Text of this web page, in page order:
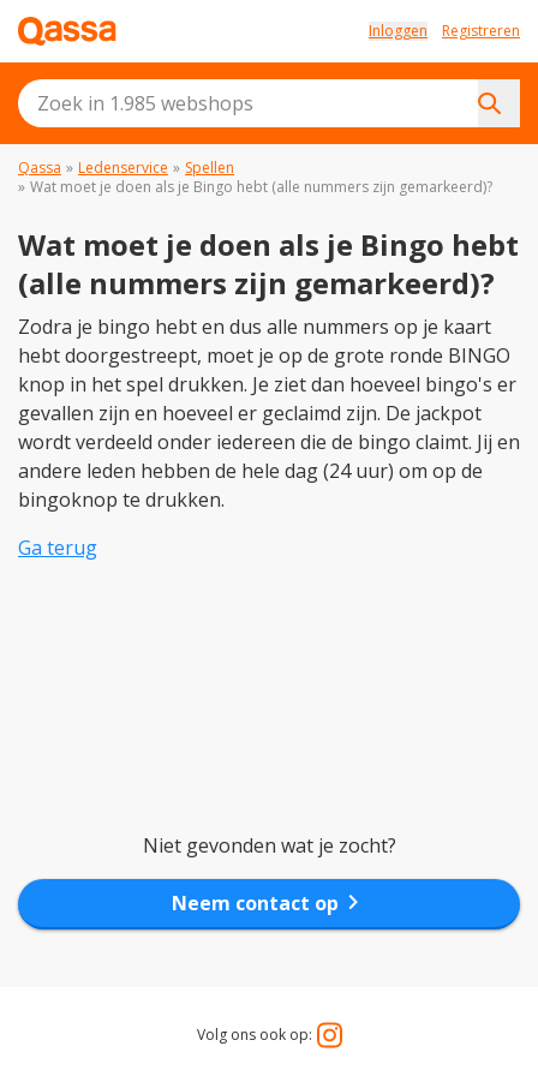
Inloggen Registreren
Qassa » Ledenservice » Spellen
» Wat moet je doen als je Bingo hebt (alle nummers zijn gemarkeerd)?
Wat moet je doen als je Bingo hebt
(alle nummers zijn gemarkeerd)?
Zodra je bingo hebt en dus alle nummers op je kaart
hebt doorgestreept, moet je op de grote ronde BINGO
knop in het spel drukken. Je ziet dan hoeveel bingo's er
gevallen zijn en hoeveel er geclaimd zijn. De jackpot
wordt verdeeld onder iedereen die de bingo claimt. Jij en
andere leden hebben de hele dag (24 uur) om op de
bingoknop te drukken.
Ga terug
Niet gevonden wat je zocht?
Neem contact op chevron_right
Volg ons ook op: